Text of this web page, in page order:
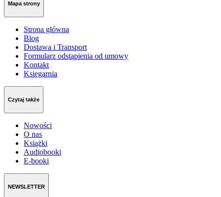
Mapa strony
Strona główna
Blog
Dostawa i Transport
Formularz odstąpienia od umowy
Kontakt
Księgarnia
Czytaj także
Nowości
O nas
Książki
Audiobooki
E-booki
NEWSLETTER